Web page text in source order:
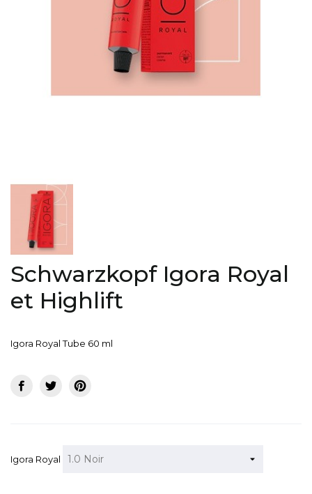
Schwarzkopf Igora Royal
et Highlift
Igora Royal Tube 60 ml
Igora Royal